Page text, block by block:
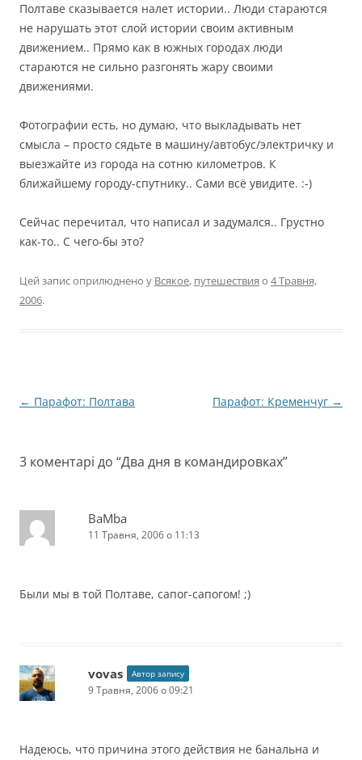
Полтаве сказывается налет истории.. Люди стараются
не нарушать этот слой истории своим активным
движением.. Прямо как в южных городах люди
стараются не сильно разгонять жару своими
движениями.
Фотографии есть, но думаю, что выкладывать нет
смысла – просто сядьте в машину/автобус/электричку и
выезжайте из города на сотню километров. К
ближайшему городу-спутнику.. Сами всё увидите. :-)
Сейчас перечитал, что написал и задумался.. Грустно
как-то.. С чего-бы это?
Цей запис оприлюднено у Всякое, путешествия о 4 Травня,
2006.
Навігація
← Парафот: Полтава Парафот: Кременчуг →
3 коментарі до “Два дня в командировках”
BaMba
11 Травня, 2006 о 11:13
Были мы в той Полтаве, сапог-сапогом! ;)
vovas Автор запису
9 Травня, 2006 о 09:21
Надеюсь, что причина этого действия не банальна и